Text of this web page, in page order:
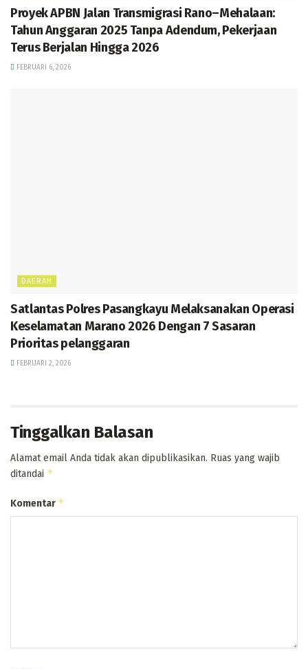
Proyek APBN Jalan Transmigrasi Rano–Mehalaan:
Tahun Anggaran 2025 Tanpa Adendum, Pekerjaan
Terus Berjalan Hingga 2026
FEBRUARI 6, 2026
DAERAH
Satlantas Polres Pasangkayu Melaksanakan Operasi
Keselamatan Marano 2026 Dengan 7 Sasaran
Prioritas pelanggaran
FEBRUARI 2, 2026
Tinggalkan Balasan
Alamat email Anda tidak akan dipublikasikan. Ruas yang wajib
ditandai *
Komentar *